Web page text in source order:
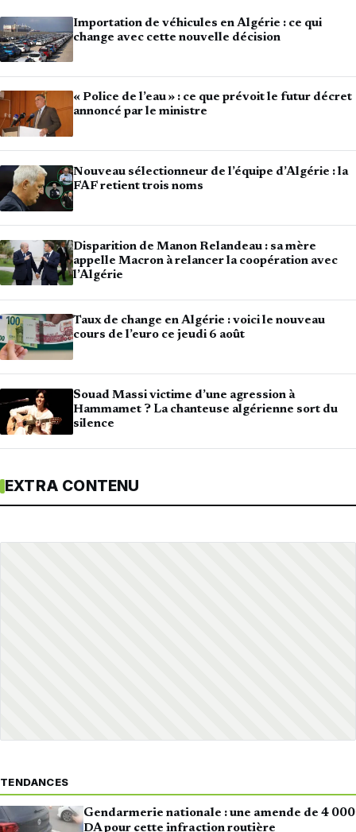
Importation de véhicules en Algérie : ce qui
change avec cette nouvelle décision
« Police de l’eau » : ce que prévoit le futur décret
annoncé par le ministre
Nouveau sélectionneur de l’équipe d’Algérie : la
FAF retient trois noms
Disparition de Manon Relandeau : sa mère
appelle Macron à relancer la coopération avec
l’Algérie
Taux de change en Algérie : voici le nouveau
cours de l’euro ce jeudi 6 août
Souad Massi victime d’une agression à
Hammamet ? La chanteuse algérienne sort du
silence
EXTRA CONTENU
TENDANCES
Gendarmerie nationale : une amende de 4 000
DA pour cette infraction routière